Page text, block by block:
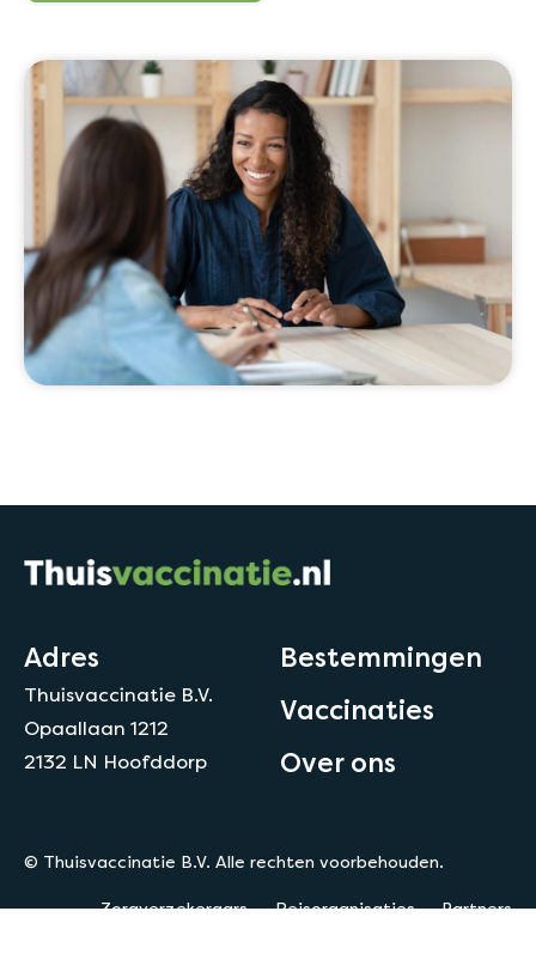
Adres
Thuisvaccinatie B.V.
Opaallaan 1212
2132 LN Hoofddorp
Bestemmingen
Vaccinaties
Over ons
© Thuisvaccinatie B.V. Alle rechten voorbehouden.
Zorgverzekeraars Reisorganisaties
Partners